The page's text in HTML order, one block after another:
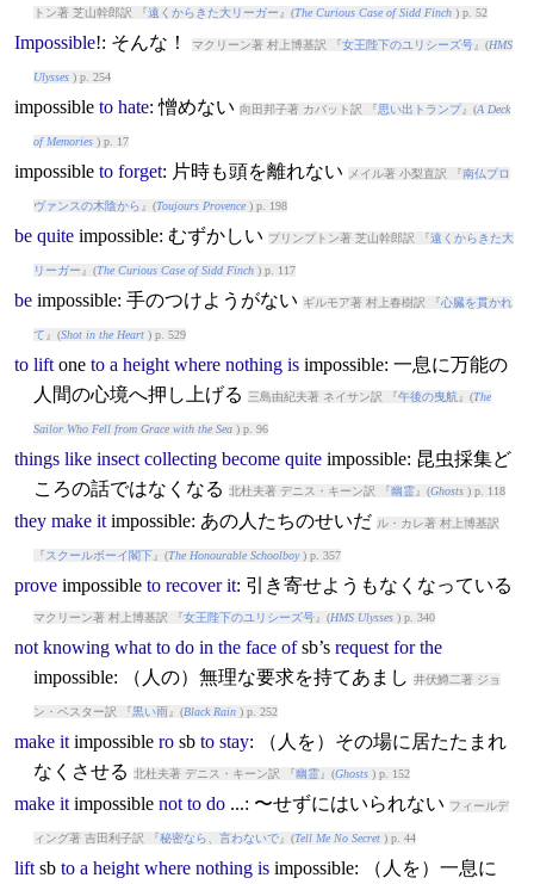
トン著 芝山幹郎訳 『遠くからきた大リーガー 』(The Curious Case of Sidd Finch) p. 52
Impossible!: そんな！ マクリーン著 村上博基訳 『女王陛下のユリシーズ号』(HMS
Ulysses) p. 254
impossible to hate: 憎めない 向田邦子著 カバット訳 『思い出トランプ』(A Deck
of Memories) p. 17
impossible to forget: 片時も頭を離れない メイル著 小梨直訳 『南仏プロ
ヴァンスの木陰から 』(Toujours Provence) p. 198
be quite impossible: むずかしい プリンプトン著 芝山幹郎訳 『遠くからきた大
リーガー 』(The Curious Case of Sidd Finch) p. 117
be impossible: 手のつけようがない ギルモア著 村上春樹訳 『心臓を貫かれ
て 』(Shot in the Heart) p. 529
to liftone to a height where nothing is impossible: 一息に万能の
人間の心境へ押し上げる
三島由紀夫著 ネイサン訳 『午後の曳航 』(The
Sailor Who Fell from Grace with the Sea) p. 96
things like insect collecting become quite impossible: 昆虫採集ど
ころの話ではなくなる 北杜夫著 デニス・キーン訳 『幽霊』(Ghosts) p. 118
they make it impossible: あの人たちのせいだ ル・カレ著 村上博基訳
『スクールボーイ閣下』(The Honourable Schoolboy) p. 357
prove impossible to recover it: 引き寄せようもなくなっている
マクリーン著 村上博基訳 『女王陛下のユリシーズ号』(HMS Ulysses) p. 340
not knowing what to do in the face ofsb’s request for the
impossible: （人の）無理な要求を持てあまし 井伏鱒二著 ジョ
ン・ベスター訳 『黒い雨』(Black Rain) p. 252
make it impossible rosb to stay: （人を）その場に居たたまれ
なくさせる 北杜夫著 デニス・キーン訳 『幽霊』(Ghosts) p. 152
make it impossible not to do...: 〜せずにはいられない フィールデ
ィング著 吉田利子訳 『秘密なら、言わないで』(Tell Me No Secret) p. 44
liftsb to a height where nothing is impossible: （人を）一息に